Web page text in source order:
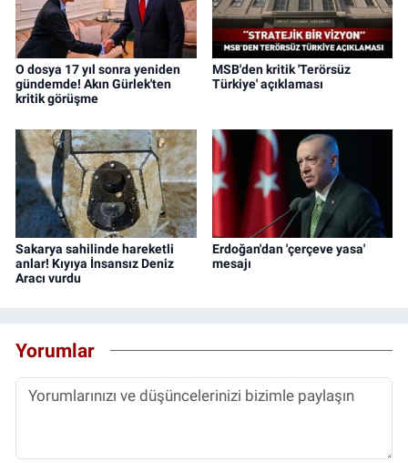
O dosya 17 yıl sonra yeniden
gündemde! Akın Gürlek'ten
kritik görüşme
MSB'den kritik 'Terörsüz
Türkiye' açıklaması
Sakarya sahilinde hareketli
anlar! Kıyıya İnsansız Deniz
Aracı vurdu
Erdoğan'dan 'çerçeve yasa'
mesajı
Yorumlar